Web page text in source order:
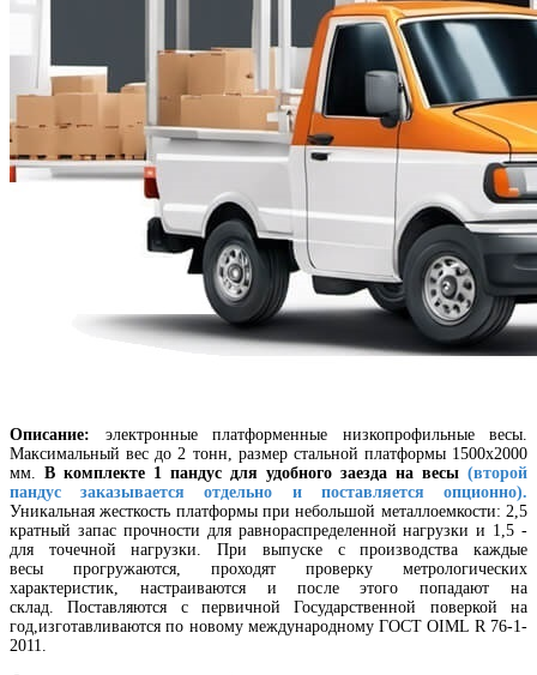
Описание: электронные платформенные низкопрофильные весы.
Максимальный вес до 2 тонн, размер стальной платформы 1500х2000
мм. В комплекте 1 пандус для удобного заезда на весы (второй
пандус заказывается отдельно и поставляется опционно).
Уникальная жесткость платформы при небольшой металлоемкости: 2,5
кратный запас прочности для равнораспределенной нагрузки и 1,5 -
для точечной нагрузки. При выпуске с производства каждые
весы прогружаются, проходят проверку метрологических
характеристик, настраиваются и после этого попадают на
склад. Поставляются с первичной Государственной поверкой на
год,изготавливаются по новому международному ГОСТ OIML R 76-1-
2011.